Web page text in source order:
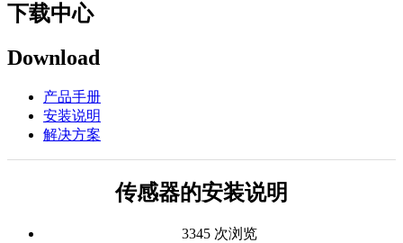
下载中心
Download
产品手册
安装说明
解决方案
传感器的安装说明
3345 次浏览